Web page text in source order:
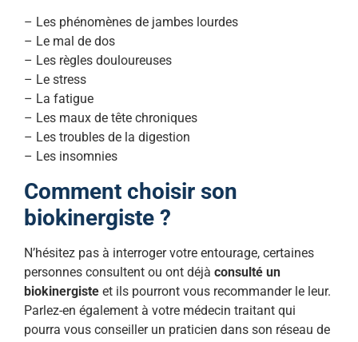
– Les phénomènes de jambes lourdes
– Le mal de dos
– Les règles douloureuses
– Le stress
– La fatigue
– Les maux de tête chroniques
– Les troubles de la digestion
– Les insomnies
Comment choisir son
biokinergiste ?
N’hésitez pas à interroger votre entourage, certaines
personnes consultent ou ont déjà consulté un
biokinergiste et ils pourront vous recommander le leur.
Parlez-en également à votre médecin traitant qui
pourra vous conseiller un praticien dans son réseau de